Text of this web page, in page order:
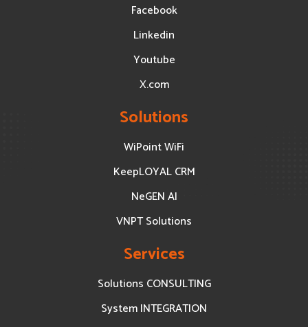
Facebook
Linkedin
Youtube
X.com
Solutions
WiPoint WiFi
KeepLOYAL CRM
NeGEN AI
VNPT Solutions
Services
Solutions CONSULTING
System INTEGRATION